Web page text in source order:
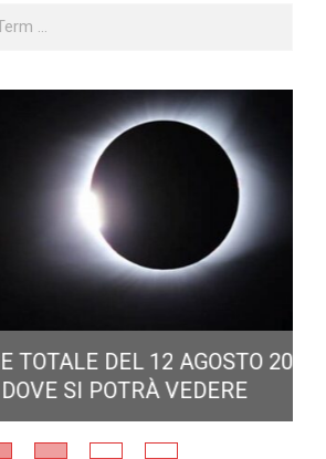
DEL 12 AGOSTO 2026:
SI POTRÀ VEDERE